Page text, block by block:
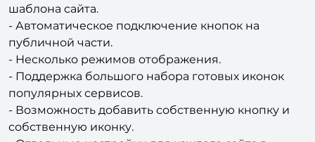
- Плавающий виджет связи без доработки
шаблона сайта.
- Автоматическое подключение кнопок на
публичной части.
- Несколько режимов отображения.
- Поддержка большого набора готовых иконок
популярных сервисов.
- Возможность добавить собственную кнопку и